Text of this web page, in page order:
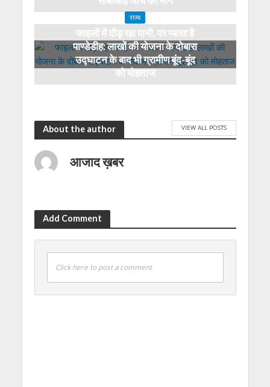
3 months ago
राज्य
फाइलों में दौड़ रहा पानी, पर प्यासा है
पाण्डेडीह: लाखों की योजना के दोबारा
उद्घाटन के बाद भी ग्रामीण बूंद-बूंद
को मोहताज
About the author VIEW ALL POSTS
आजाद ख़बर
Add Comment
Click here to post a comment